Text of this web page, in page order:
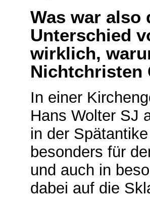
Was war also
Unterschied
wirklich,
Nichtchristen
In einer
Hans Wolter SJ
in der
besonders für
und auch in
dabei auf die